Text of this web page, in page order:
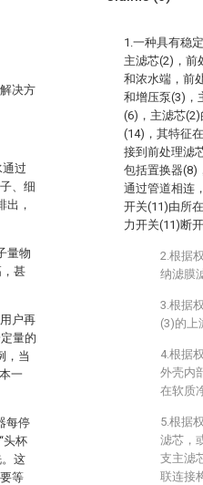
决方
过
、细
出，
量物
甚
户再
量的
，当
一
每停
头杯
这
等
1.一种具有稳
主滤芯(2)，前
和浓水端，前
和增压泵(3)，
(6)，主滤芯
(14)，其特征
接到前处理滤
包括置换器(8)
通过管道相连
开关(11)由所
力开关(11)断
2.根据
纳滤膜
3.根据
(3)的上
4.根据
外壳内
在软质
5.根据
滤芯，
支主滤
联连接